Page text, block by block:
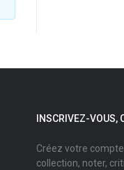
INSCRIVEZ-VOUS,
Créez votre
collection, noter,